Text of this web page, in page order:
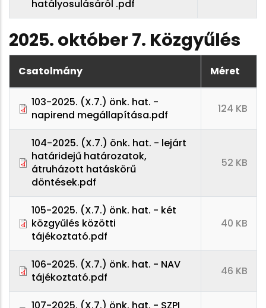
hatályosulásáról .pdf
2025. október 7. Közgyűlés
Csatolmány Méret
103-2025. (X.7.) önk. hat. -
napirend megállapítása.pdf
124 KB
104-2025. (X.7.) önk. hat. - lejárt
határidejű határozatok,
átruházott hatáskörű
döntések.pdf
52 KB
105-2025. (X.7.) önk. hat. - két
közgyűlés közötti
tájékoztató.pdf
40 KB
106-2025. (X.7.) önk. hat. - NAV
tájékoztató.pdf
46 KB